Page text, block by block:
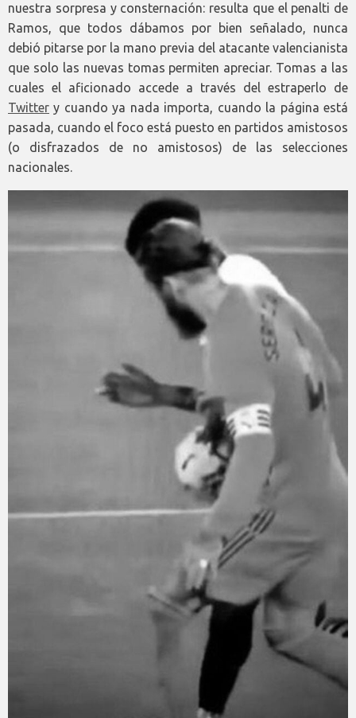
nuestra sorpresa y consternación: resulta que el penalti de
Ramos, que todos dábamos por bien señalado, nunca
debió pitarse por la mano previa del atacante valencianista
que solo las nuevas tomas permiten apreciar. Tomas a las
cuales el aficionado accede a través del estraperlo de
Twitter y cuando ya nada importa, cuando la página está
pasada, cuando el foco está puesto en partidos amistosos
(o disfrazados de no amistosos) de las selecciones
nacionales.